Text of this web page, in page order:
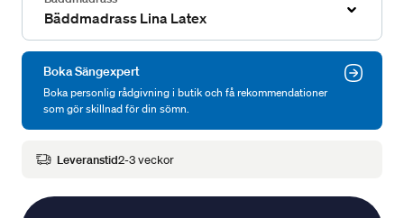
Bäddmadrass Lina Latex
Boka Sängexpert
Boka personlig rådgivning i butik och få rekommendationer
som gör skillnad för din sömn.
Leveranstid2-3 veckor